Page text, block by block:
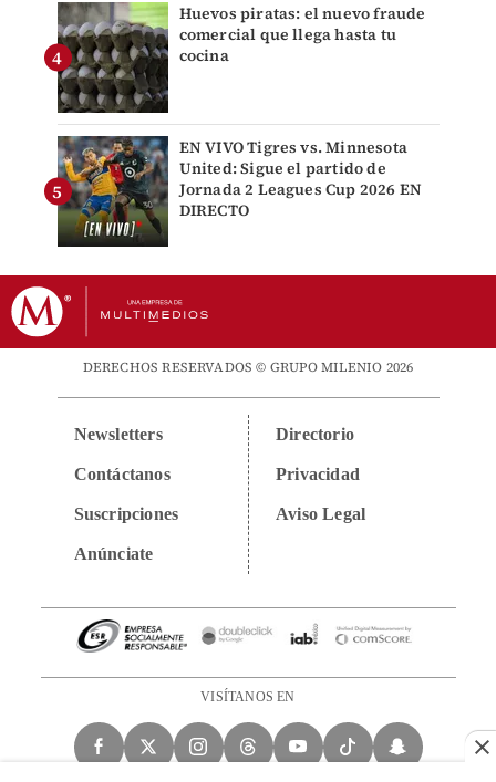
Huevos piratas: el nuevo fraude
comercial que llega hasta tu
cocina
EN VIVO Tigres vs. Minnesota
United: Sigue el partido de
Jornada 2 Leagues Cup 2026 EN
DIRECTO
DERECHOS RESERVADOS © GRUPO MILENIO 2026
Newsletters
Contáctanos
Suscripciones
Anúnciate
Directorio
Privacidad
Aviso Legal
VISÍTANOS EN